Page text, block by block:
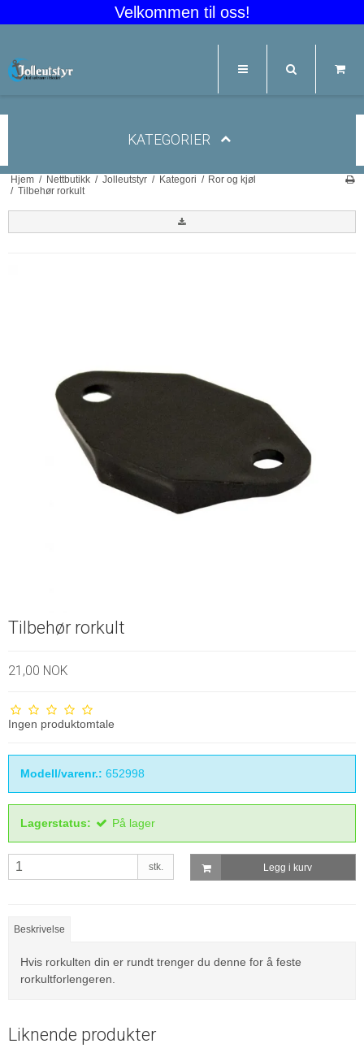
Velkommen til oss!
KATEGORIER
Hjem / Nettbutikk / Jolleutstyr / Kategori / Ror og kjøl
/ Tilbehør rorkult
Tilbehør rorkult
21,00 NOK
Ingen produktomtale
Modell/varenr.: 652998
Lagerstatus: På lager
stk. Legg i kurv
Beskrivelse
Hvis rorkulten din er rundt trenger du denne for å feste
rorkultforlengeren.
Liknende produkter